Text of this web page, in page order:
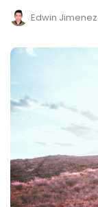
Edwin Jimenez